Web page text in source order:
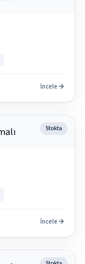
İncele
Stokta
İncele